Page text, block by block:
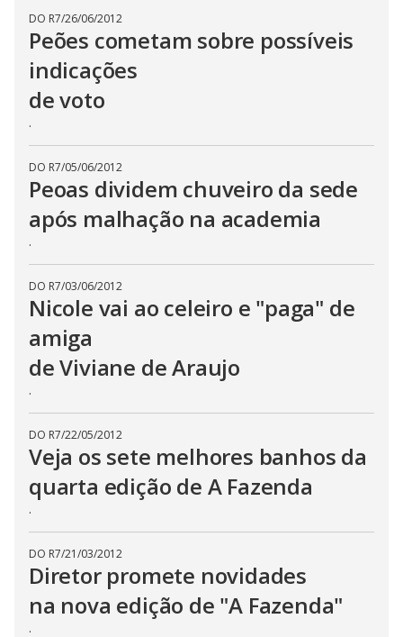
DO R7/26/06/2012
Peões cometam sobre possíveis
indicações
de voto
.
DO R7/05/06/2012
Peoas dividem chuveiro da sede
após malhação na academia
.
DO R7/03/06/2012
Nicole vai ao celeiro e "paga" de
amiga
de Viviane de Araujo
.
DO R7/22/05/2012
Veja os sete melhores banhos da
quarta edição de A Fazenda
.
DO R7/21/03/2012
Diretor promete novidades
na nova edição de "A Fazenda"
.